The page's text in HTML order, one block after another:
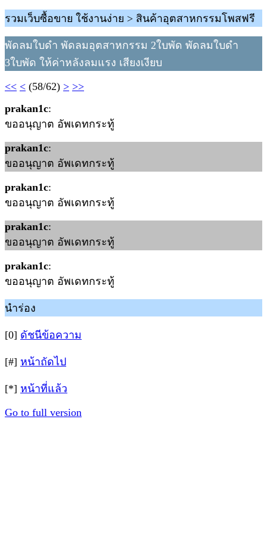
รวมเว็บซื้อขาย ใช้งานง่าย > สินค้าอุตสาหกรรมโพสฟรี
พัดลมใบดำ พัดลมอุตสาหกรรม 2ใบพัด พัดลมใบดำ
3ใบพัด ให้ค่าหลังลมแรง เสียงเงียบ
<< < (58/62) > >>
prakan1c:
ขออนุญาต อัพเดทกระทู้
prakan1c:
ขออนุญาต อัพเดทกระทู้
prakan1c:
ขออนุญาต อัพเดทกระทู้
prakan1c:
ขออนุญาต อัพเดทกระทู้
prakan1c:
ขออนุญาต อัพเดทกระทู้
นำร่อง
[0] ดัชนีข้อความ
[#] หน้าถัดไป
[*] หน้าที่แล้ว
Go to full version